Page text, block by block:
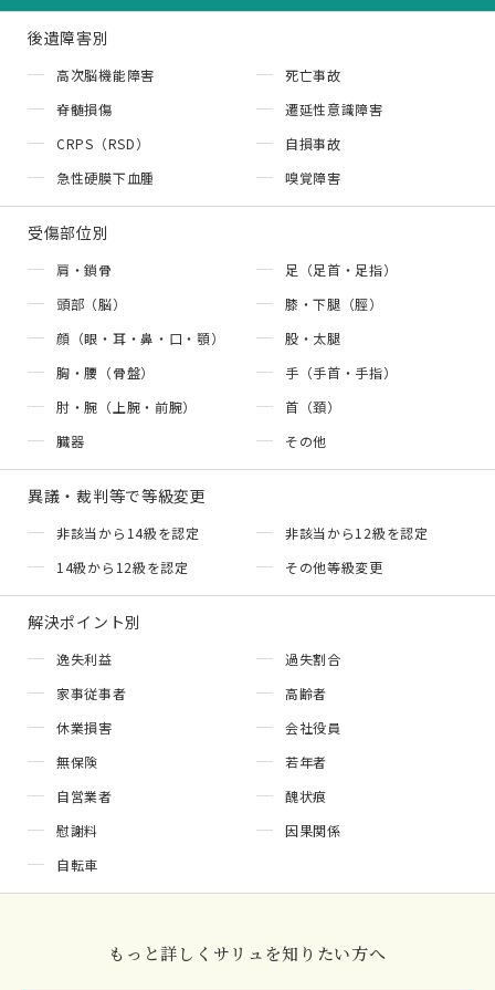
後遺障害別
高次脳機能障害
死亡事故
脊髄損傷
遷延性意識障害
CRPS（RSD）
自損事故
急性硬膜下血腫
嗅覚障害
受傷部位別
肩・鎖骨
足（足首・足指）
頭部（脳）
膝・下腿（脛）
顔（眼・耳・鼻・口・顎）
股・太腿
胸・腰（骨盤）
手（手首・手指）
肘・腕（上腕・前腕）
首（頚）
臓器
その他
異議・裁判等で等級変更
非該当から14級を認定
非該当から12級を認定
14級から12級を認定
その他等級変更
解決ポイント別
逸失利益
過失割合
家事従事者
高齢者
休業損害
会社役員
無保険
若年者
自営業者
醜状痕
慰謝料
因果関係
自転車
もっと詳しくサリュを知りたい方へ